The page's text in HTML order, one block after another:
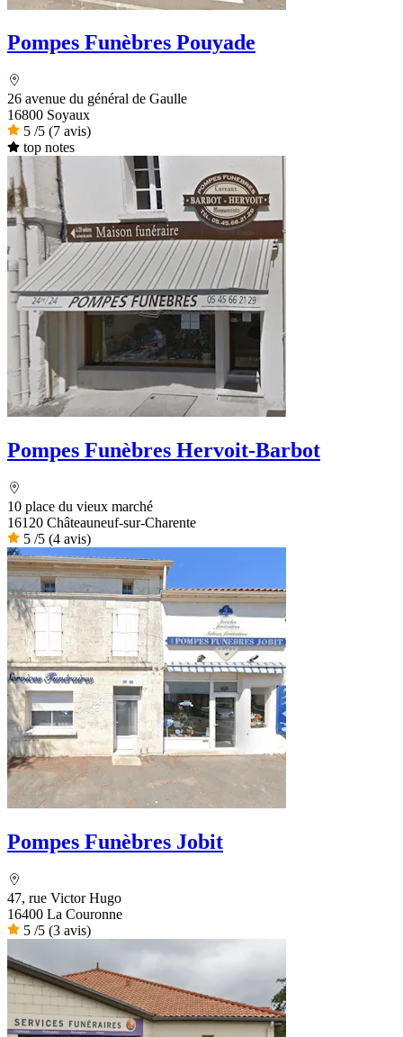
Pompes Funèbres Pouyade
26 avenue du général de Gaulle
16800 Soyaux
5 /5 (7 avis)
top notes
Pompes Funèbres Hervoit-Barbot
10 place du vieux marché
16120 Châteauneuf-sur-Charente
5 /5 (4 avis)
Pompes Funèbres Jobit
47, rue Victor Hugo
16400 La Couronne
5 /5 (3 avis)